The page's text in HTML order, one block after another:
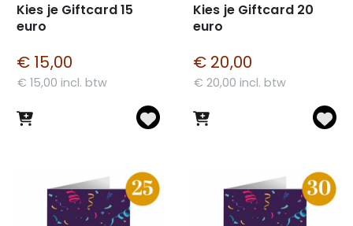
Kies je Giftcard 15
euro
€ 15,00
€ 15,00 incl. btw
Kies je Giftcard 20
euro
€ 20,00
€ 20,00 incl. btw